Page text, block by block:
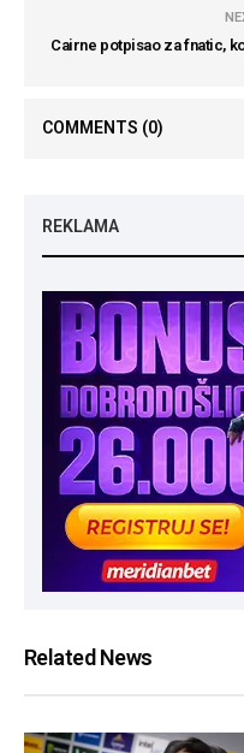
Cairne potpisao za fnatic,
COMMENTS (0)
REKLAMA
Related News